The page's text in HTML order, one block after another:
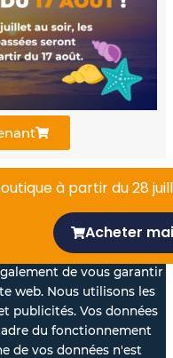
d
i
n
à partir du 28
Acheter
vos données à des
des annonces
de vous garantir
web. Nous utilisons les
publicités. Vos données
du fonctionnement
de vos données n'est